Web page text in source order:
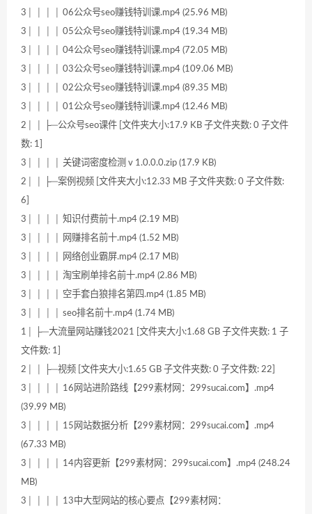
3│ │ │ │ 06公众号seo赚钱特训课.mp4 (25.96 MB)
3│ │ │ │ 05公众号seo赚钱特训课.mp4 (19.34 MB)
3│ │ │ │ 04公众号seo赚钱特训课.mp4 (72.05 MB)
3│ │ │ │ 03公众号seo赚钱特训课.mp4 (109.06 MB)
3│ │ │ │ 02公众号seo赚钱特训课.mp4 (89.35 MB)
3│ │ │ │ 01公众号seo赚钱特训课.mp4 (12.46 MB)
2│ │ ├─公众号seo课件 [文件夹大小:17.9 KB 子文件夹数: 0 子文件
数: 1]
3│ │ │ │ 关键词密度检测 v 1.0.0.0.zip (17.9 KB)
2│ │ ├─案例视频 [文件夹大小:12.33 MB 子文件夹数: 0 子文件数:
6]
3│ │ │ │ 知识付费前十.mp4 (2.19 MB)
3│ │ │ │ 网赚排名前十.mp4 (1.52 MB)
3│ │ │ │ 网络创业霸屏.mp4 (2.17 MB)
3│ │ │ │ 淘宝刷单排名前十.mp4 (2.86 MB)
3│ │ │ │ 空手套白狼排名第四.mp4 (1.85 MB)
3│ │ │ │ seo排名前十.mp4 (1.74 MB)
1│ ├─大流量网站赚钱2021 [文件夹大小:1.68 GB 子文件夹数: 1 子
文件数: 1]
2│ │ ├─视频 [文件夹大小:1.65 GB 子文件夹数: 0 子文件数: 22]
3│ │ │ │ 16网站进阶路线【299素材网：299sucai.com】.mp4
(39.99 MB)
3│ │ │ │ 15网站数据分析【299素材网：299sucai.com】.mp4
(67.33 MB)
3│ │ │ │ 14内容更新【299素材网：299sucai.com】.mp4 (248.24
MB)
3│ │ │ │ 13中大型网站的核心要点【299素材网：